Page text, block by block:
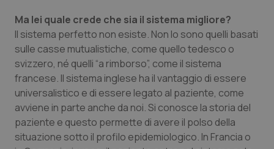
Sardegna
Sicilia
Toscana
Umbria
Valle D’Aosta
Malattia di Crohn & Rettocolite Ulcerosa
Neuroscienze & patologie neurodegenerative
Obesità
Oftalmologia
Oncodermatologia
Ma lei quale crede che sia il sistema migliore?
Il sistema perfetto non esiste. Non lo sono quelli basati
sulle casse mutualistiche, come quello tedesco o
svizzero, né quelli “a rimborso”, come il sistema
francese. Il sistema inglese ha il vantaggio di essere
universalistico e di essere legato al paziente, come
avviene in parte anche da noi. Si conosce la storia del
paziente e questo permette di avere il polso della
situazione sotto il profilo epidemiologico. In Francia o